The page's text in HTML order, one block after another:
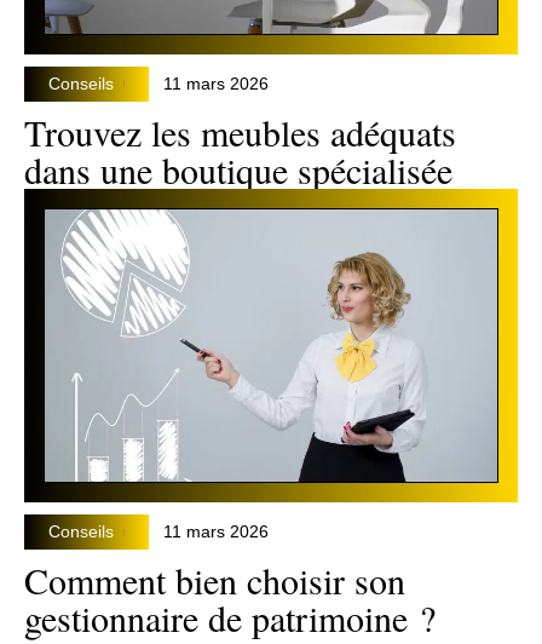
Conseils 11 mars 2026
Trouvez les meubles adéquats
dans une boutique spécialisée
Conseils 11 mars 2026
Comment bien choisir son
gestionnaire de patrimoine ?